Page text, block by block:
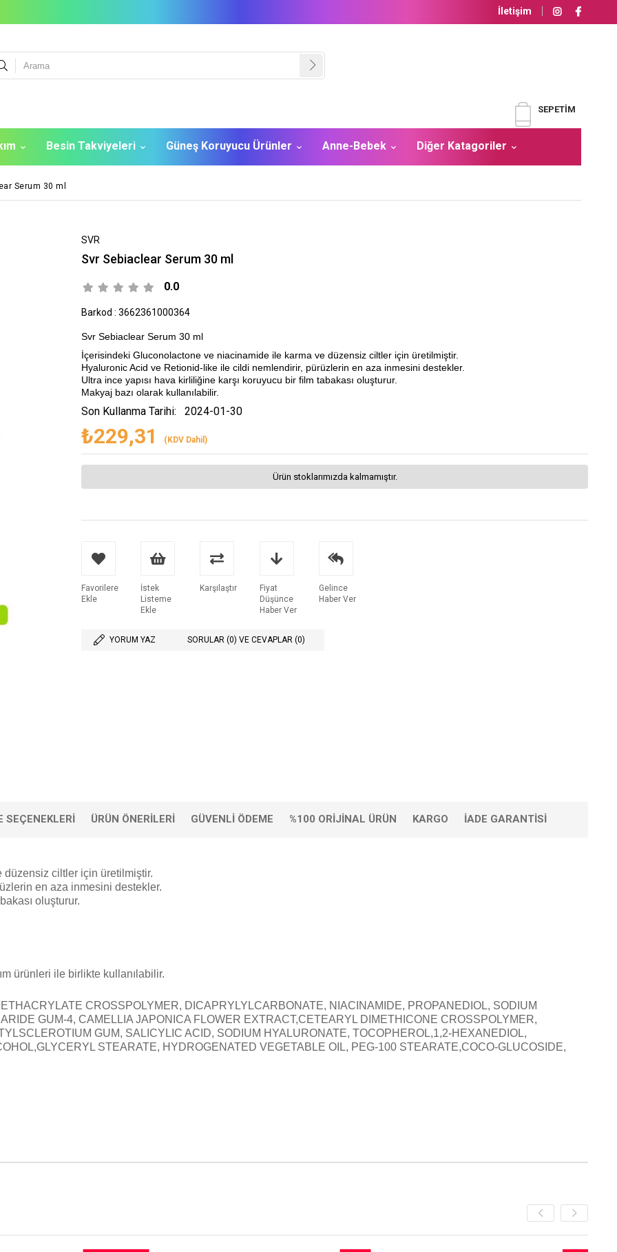
İletişim
SEPETIM
Besin Takviyeleri Güneş Koruyucu Ürünler Anne-Bebek Diğer Katagoriler
Serum 30 ml
SVR
Svr Sebiaclear Serum 30 ml
0.0
Barkod : 3662361000364
Svr Sebiaclear Serum 30 ml
İçerisindeki Gluconolactone ve niacinamide ile karma ve düzensiz ciltler için üretilmiştir.
Hyaluronic Acid ve Retionid-like ile cildi nemlendirir, pürüzlerin en aza inmesini destekler.
Ultra ince yapısı hava kirliliğine karşı koruyucu bir film tabakası oluşturur.
Makyaj bazı olarak kullanılabilir.
₺229,31 (KDV Dahil)
Son Kullanma Tarihi: 2024-01-30
Ürün stoklarımızda kalmamıştır.
Favorilere
Ekle
İstek
Listeme
Ekle
Karşılaştır
Fiyat
Düşünce
Haber Ver
Gelince
Haber Ver
YORUM YAZ SORULAR (0) VE CEVAPLAR (0)
SEÇENEKLERI ÜRÜN ÖNERILERI GÜVENLI ÖDEME %100 ORIJINAL ÜRÜN KARGO İADE GARANTISI
ciltler için üretilmiştir.
en aza inmesini destekler.
oluşturur.
ürünleri ile birlikte kullanılabilir.
CROSSPOLYMER, DICAPRYLYLCARBONATE, NIACINAMIDE, PROPANEDIOL, SODIUM
GUM-4, CAMELLIA JAPONICA FLOWER EXTRACT,CETEARYL DIMETHICONE CROSSPOLYMER,
GUM, SALICYLIC ACID, SODIUM HYALURONATE, TOCOPHEROL,1,2-HEXANEDIOL,
STEARATE, HYDROGENATED VEGETABLE OIL, PEG-100 STEARATE,COCO-GLUCOSIDE,